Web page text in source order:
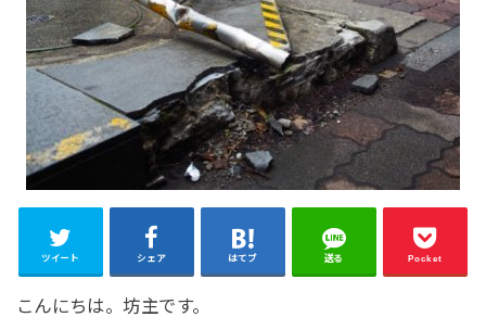
ツイート シェア はてブ 送る Pocket
こんにちは。坊主です。